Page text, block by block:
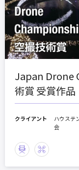
Japan Drone
術賞 受賞作品
クライアント
ハウステ
会